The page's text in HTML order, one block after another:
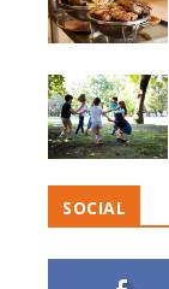
SOCIAL